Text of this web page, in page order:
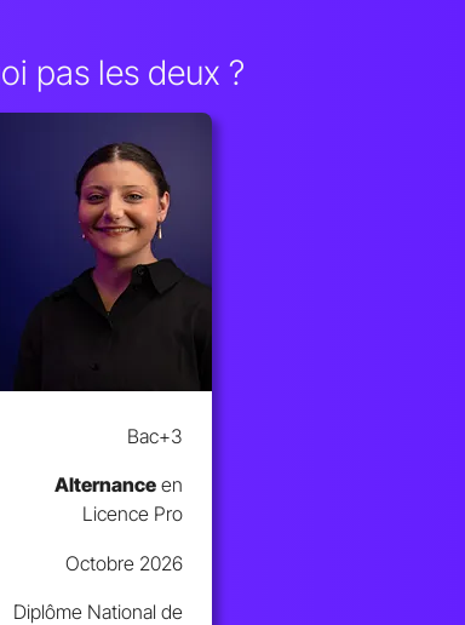
pas les deux ?
Bac+3
Alternance en
Licence Pro
Octobre 2026
Diplôme National de